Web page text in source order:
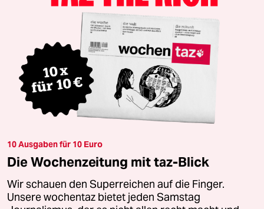
10 Ausgaben für 10 Euro
Die Wochenzeitung mit taz-Blick
Wir schauen den Superreichen auf die Finger.
Unsere wochentaz bietet jeden Samstag